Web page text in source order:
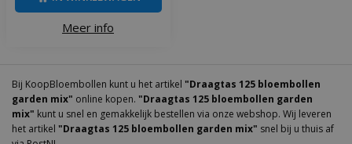
Meer info
Bij KoopBloembollen kunt u het artikel "Draagtas 125 bloembollen
garden mix" online kopen. "Draagtas 125 bloembollen garden
mix" kunt u snel en gemakkelijk bestellen via onze webshop. Wij leveren
het artikel "Draagtas 125 bloembollen garden mix" snel bij u thuis af